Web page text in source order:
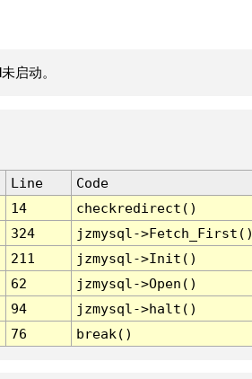
启动。
Line
Code
14
checkredirect()
324
jzmysql-
211
jzmysql->Init()
62
jzmysql->Open()
94
jzmysql->halt()
76 break()